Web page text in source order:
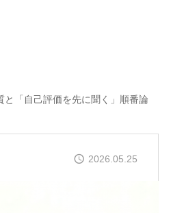
「自己評価を先に聞く」順番論
2026.05.25